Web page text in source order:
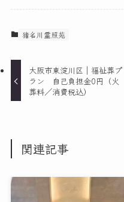
猪名川霊照苑
大阪市東淀川区｜福祉葬プ
ラン 自己負担金0円（火
葬料／消費税込）
関連記事